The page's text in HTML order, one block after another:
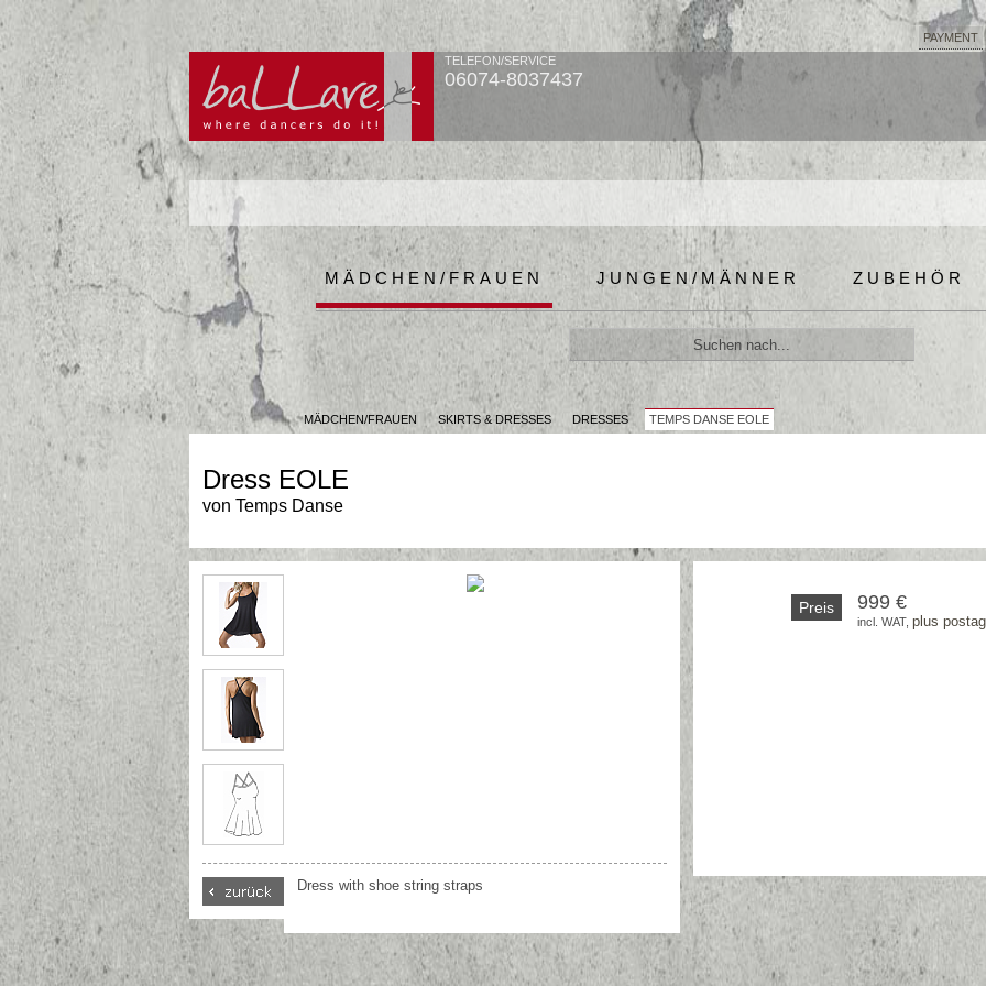
PAYMENT
TELEFON/SERVICE
06074-8037437
MÄDCHEN/FRAUEN JUNGEN/MÄNNER ZUBEHÖR
MÄDCHEN/FRAUEN SKIRTS & DRESSES DRESSES TEMPS DANSE EOLE
Dress EOLE
von Temps Danse
Dress with shoe string straps
Preis 999 €
incl. WAT, plus